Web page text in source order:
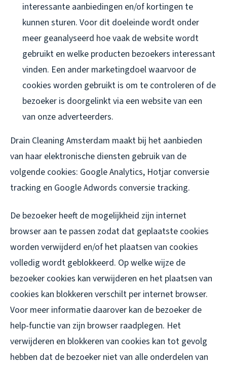
interessante aanbiedingen en/of kortingen te
kunnen sturen. Voor dit doeleinde wordt onder
meer geanalyseerd hoe vaak de website wordt
gebruikt en welke producten bezoekers interessant
vinden. Een ander marketingdoel waarvoor de
cookies worden gebruikt is om te controleren of de
bezoeker is doorgelinkt via een website van een
van onze adverteerders.
Drain Cleaning Amsterdam maakt bij het aanbieden
van haar elektronische diensten gebruik van de
volgende cookies: Google Analytics, Hotjar conversie
tracking en Google Adwords conversie tracking.
De bezoeker heeft de mogelijkheid zijn internet
browser aan te passen zodat dat geplaatste cookies
worden verwijderd en/of het plaatsen van cookies
volledig wordt geblokkeerd. Op welke wijze de
bezoeker cookies kan verwijderen en het plaatsen van
cookies kan blokkeren verschilt per internet browser.
Voor meer informatie daarover kan de bezoeker de
help-functie van zijn browser raadplegen. Het
verwijderen en blokkeren van cookies kan tot gevolg
hebben dat de bezoeker niet van alle onderdelen van